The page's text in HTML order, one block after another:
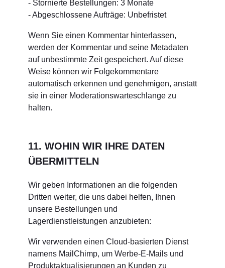
- Stornierte Bestellungen: 3 Monate
- Abgeschlossene Aufträge: Unbefristet
Wenn Sie einen Kommentar hinterlassen,
werden der Kommentar und seine Metadaten
auf unbestimmte Zeit gespeichert. Auf diese
Weise können wir Folgekommentare
automatisch erkennen und genehmigen, anstatt
sie in einer Moderationswarteschlange zu
halten.
11. WOHIN WIR IHRE DATEN
ÜBERMITTELN
Wir geben Informationen an die folgenden
Dritten weiter, die uns dabei helfen, Ihnen
unsere Bestellungen und
Lagerdienstleistungen anzubieten:
Wir verwenden einen Cloud-basierten Dienst
namens MailChimp, um Werbe-E-Mails und
Produktaktualisierungen an Kunden zu